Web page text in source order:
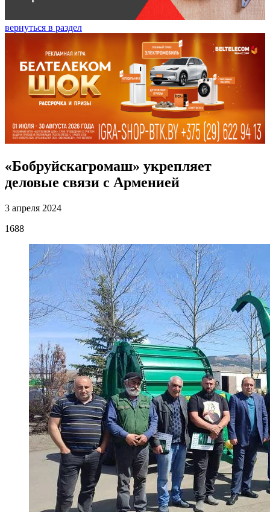
вернуться в раздел
«Бобруйскагромаш» укрепляет
деловые связи с Арменией
3 апреля 2024
1688